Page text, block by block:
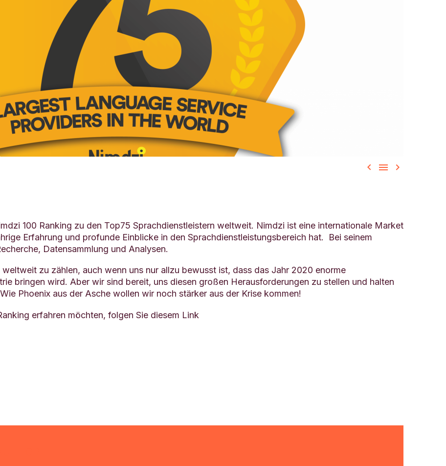
  
100 Ranking zu den Top75 Sprachdienstleistern weltweit. Nimdzi ist eine internationale Market
Erfahrung und profunde Einblicke in den Sprachdienstleistungsbereich hat. Bei seinem
Datensammlung und Analysen.
zu zählen, auch wenn uns nur allzu bewusst ist, dass das Jahr 2020 enorme
bringen wird. Aber wir sind bereit, uns diesen großen Herausforderungen zu stellen und halten
Phoenix aus der Asche wollen wir noch stärker aus der Krise kommen!
erfahren möchten, folgen Sie diesem Link